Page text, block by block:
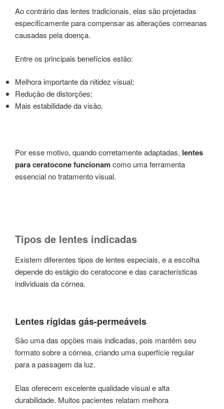
Ao contrário das lentes tradicionais, elas são projetadas
especificamente para compensar as alterações corneanas
causadas pela doença.
Entre os principais benefícios estão:
Melhora importante da nitidez visual;
Redução de distorções;
Mais estabilidade da visão.
Por esse motivo, quando corretamente adaptadas, lentes
para ceratocone funcionamcomo uma ferramenta
essencial no tratamento visual.
Tipos de lentes indicadas
Existem diferentes tipos de lentes especiais, e a escolha
depende do estágio do ceratocone e das características
individuais da córnea.
Lentes rígidas gás-permeáveis
São uma das opções mais indicadas, pois mantêm seu
formato sobre a córnea, criando uma superfície regular
para a passagem da luz.
Elas oferecem excelente qualidade visual e alta
durabilidade. Muitos pacientes relatam melhora